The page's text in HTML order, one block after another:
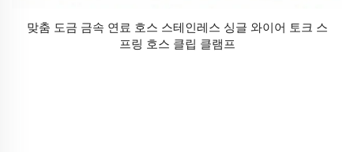
맞춤 도금 금속 연료 호스 스테인레스 싱글 와이어 토크 스
프링 호스 클립 클램프